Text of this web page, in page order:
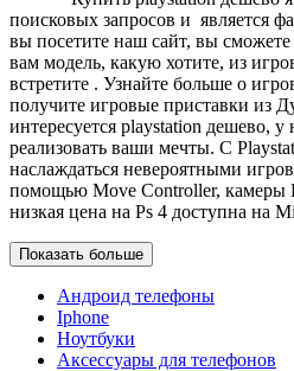
поисковых запросов и является
вы посетите наш сайт, вы
вам модель, какую хотите, из
встретите . Узнайте больше о
получите игровые приставки из
интересуется playstation дешево, у
реализовать ваши мечты. С
наслаждаться невероятными
помощью Move Controller, камеры
низкая цена на Ps 4 доступна на
Показать больше
Aндроид телефоны
Iphone
Ноутбуки
Аксессуары для телефонов